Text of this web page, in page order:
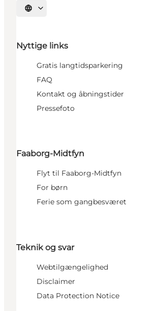
Vælg sprog
Nyttige links
Gratis langtidsparkering
FAQ
Kontakt og åbningstider
Pressefoto
Faaborg-Midtfyn
Flyt til Faaborg-Midtfyn
For børn
Ferie som gangbesværet
Teknik og svar
Webtilgængelighed
Disclaimer
Data Protection Notice